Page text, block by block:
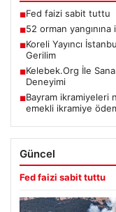
■Fed faizi sabit tuttu
■52 orman
■Koreli Yayıncı
Gerilim
■Kelebek.Org İle
Deneyimi
■Bayram ikramiyeleri
emekli ikramiye
Güncel
Fed faizi sabit tuttu